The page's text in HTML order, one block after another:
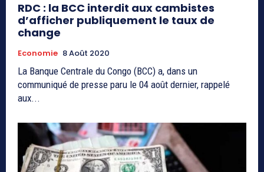
RDC : la BCC interdit aux cambistes
d’afficher publiquement le taux de
change
Economie 8 Août 2020
La Banque Centrale du Congo (BCC) a, dans un
communiqué de presse paru le 04 août dernier, rappelé
aux...